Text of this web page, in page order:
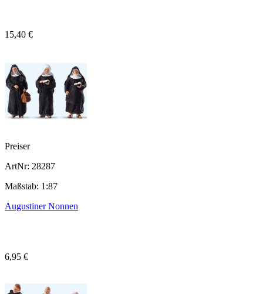
15,40 €
Preiser
ArtNr: 28287
Maßstab: 1:87
Augustiner Nonnen
6,95 €